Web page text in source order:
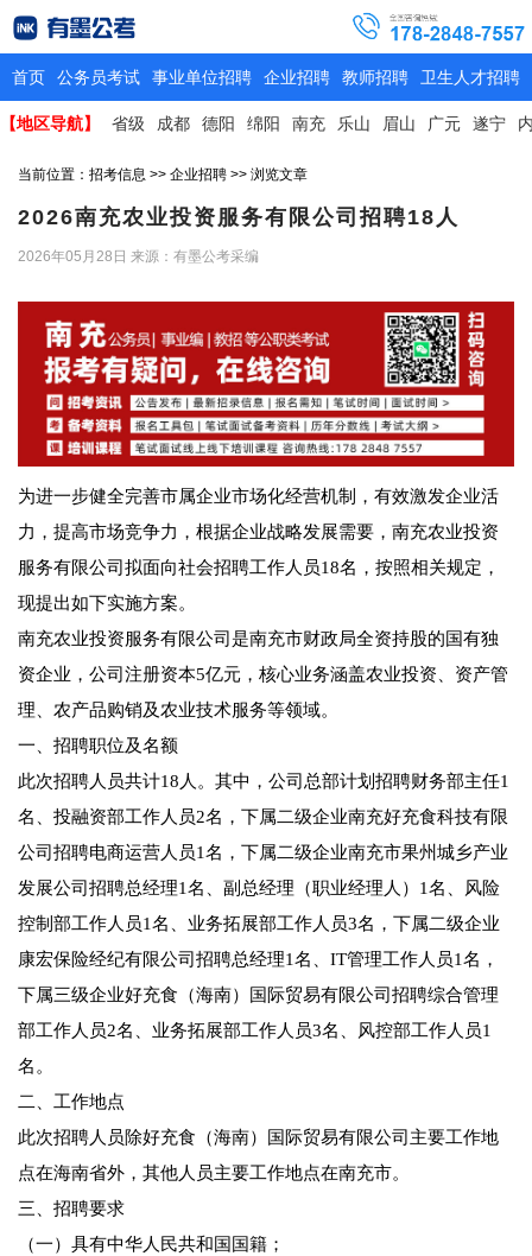
首页 公务员考试 事业单位招聘 企业招聘 教师招聘 卫生人才招聘
【地区导航】 省级 成都 德阳 绵阳 南充 乐山 眉山 广元 遂宁
当前位置： 招考信息 >> 企业招聘 >> 浏览文章
2026南充农业投资服务有限公司招聘18人
2026年05月28日 来源：有墨公考采编
为进一步健全完善市属企业市场化经营机制，有效激发企业活
力，提高市场竞争力，根据企业战略发展需要，南充农业投资
服务有限公司拟面向社会招聘工作人员18名，按照相关规定，
现提出如下实施方案。
南充农业投资服务有限公司是南充市财政局全资持股的国有独
资企业‌，公司注册资本5亿元，核心业务涵盖农业投资、资产管
理、农产品购销及农业技术服务等领域。
一、招聘职位及名额
此次招聘人员共计18人。其中，公司总部计划招聘财务部主任1
名、投融资部工作人员2名，下属二级企业南充好充食科技有限
公司招聘电商运营人员1名，下属二级企业南充市果州城乡产业
发展公司招聘总经理1名、副总经理（职业经理人）1名、风险
控制部工作人员1名、业务拓展部工作人员3名，下属二级企业
康宏保险经纪有限公司招聘总经理1名、IT管理工作人员1名，
下属三级企业好充食（海南）国际贸易有限公司招聘综合管理
部工作人员2名、业务拓展部工作人员3名、风控部工作人员1
名。
二、工作地点
此次招聘人员除好充食（海南）国际贸易有限公司主要工作地
点在海南省外，其他人员主要工作地点在南充市。
三、招聘要求
（一）具有中华人民共和国国籍；